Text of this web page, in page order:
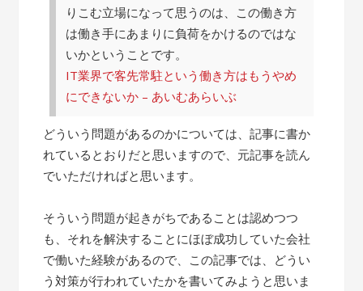
りこむ立場になって思うのは、この働き方
は働き手にあまりに負荷をかけるのではな
いかということです。
IT業界で客先常駐という働き方はもうやめ
にできないか – あいむあらいぶ
どういう問題があるのかについては、記事に書か
れているとおりだと思いますので、元記事を読ん
でいただければと思います。
そういう問題が起きがちであることは認めつつ
も、それを解決することにほぼ成功していた会社
で働いた経験があるので、この記事では、どうい
う対策が行われていたかを書いてみようと思いま